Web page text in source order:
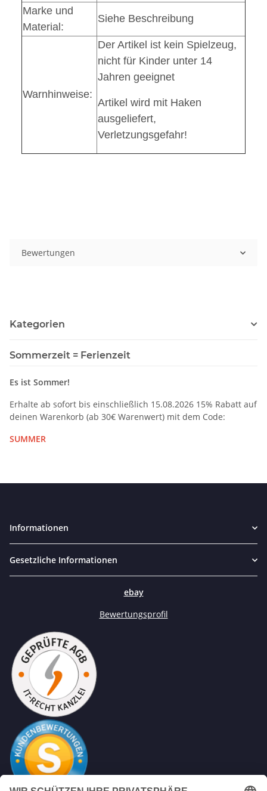
Marke und
Material:
Siehe Beschreibung
Warnhinweise:
Der Artikel ist kein Spielzeug,
nicht für Kinder unter 14
Jahren geeignet
Artikel wird mit Haken
ausgeliefert,
Verletzungsgefahr!
Bewertungen
Kategorien
Sommerzeit = Ferienzeit
Es ist Sommer!
Erhalte ab sofort bis einschließlich 15.08.2026 15% Rabatt auf
deinen Warenkorb (ab 30€ Warenwert) mit dem Code:
SUMMER
Informationen
Gesetzliche Informationen
ebay
Bewertungsprofil